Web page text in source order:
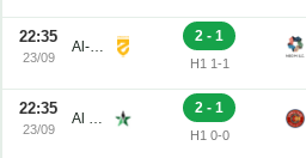
22:35
23/09
Al-Hazm
2 - 1
H1 1-1
22:35
23/09
Al Najma
2 - 1
H1 0-0